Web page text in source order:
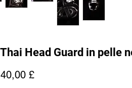
Head Guard in pelle
40,00 £Prezzo